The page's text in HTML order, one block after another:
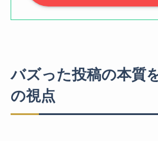
バズった投稿の本質
の視点